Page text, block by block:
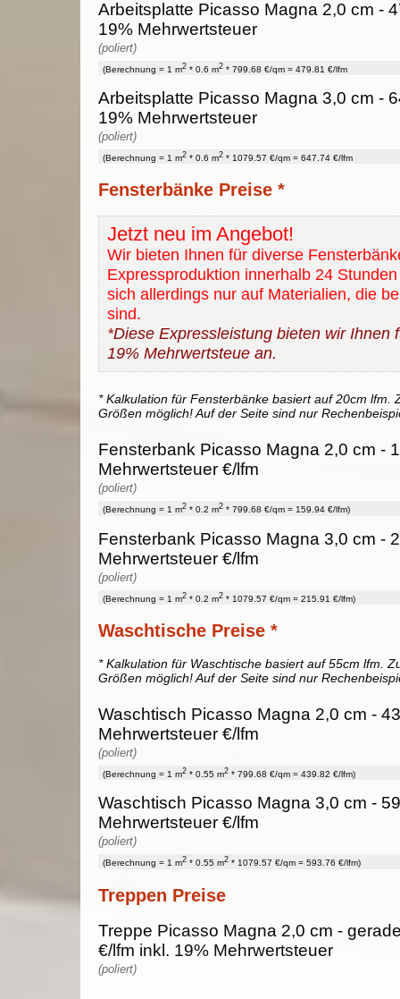
Arbeitsplatte Picasso Magna 2,0 cm -
19% Mehrwertsteuer
(poliert)
(Berechnung = 1 m2 * 0.6 m2 * 799.68 €/qm = 479.81 €/lfm
Arbeitsplatte Picasso Magna 3,0 cm -
19% Mehrwertsteuer
(poliert)
(Berechnung = 1 m2 * 0.6 m2 * 1079.57 €/qm = 647.74 €/lfm
Fensterbänke Preise *
Jetzt neu im Angebot!
Wir bieten Ihnen für diverse
Expressproduktion innerhalb 24
sich allerdings nur auf Materialien, die
sind.
*Diese Expressleistung bieten wir Ihnen
19% Mehrwertsteue an.
* Kalkulation für Fensterbänke basiert auf 20cm lfm.
Größen möglich! Auf der Seite sind nur
Fensterbank Picasso Magna 2,0 cm -
Mehrwertsteuer €/lfm
(poliert)
(Berechnung = 1 m2 * 0.2 m2 * 799.68 €/qm = 159.94 €/lfm)
Fensterbank Picasso Magna 3,0 cm -
Mehrwertsteuer €/lfm
(poliert)
(Berechnung = 1 m2 * 0.2 m2 * 1079.57 €/qm = 215.91 €/lfm)
Waschtische Preise *
* Kalkulation für Waschtische basiert auf 55cm lfm.
Größen möglich! Auf der Seite sind nur
Waschtisch Picasso Magna 2,0 cm -
Mehrwertsteuer €/lfm
(poliert)
(Berechnung = 1 m2 * 0.55 m2 * 799.68 €/qm = 439.82 €/lfm)
Waschtisch Picasso Magna 3,0 cm -
Mehrwertsteuer €/lfm
(poliert)
(Berechnung = 1 m2 * 0.55 m2 * 1079.57 €/qm = 593.76 €/lfm)
Treppen Preise
Treppe Picasso Magna 2,0 cm -
€/lfm inkl. 19% Mehrwertsteuer
(poliert)